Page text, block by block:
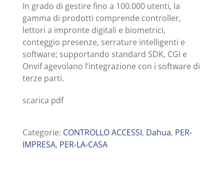
In grado di gestire fino a 100.000 utenti, la
gamma di prodotti comprende controller,
lettori a impronte digitali e biometrici,
conteggio presenze, serrature intelligenti e
software; supportando standard SDK, CGI e
Onvif agevolano l’integrazione con i software di
terze parti.
scarica pdf
Categorie: CONTROLLO ACCESSI, Dahua, PER-
IMPRESA, PER-LA-CASA